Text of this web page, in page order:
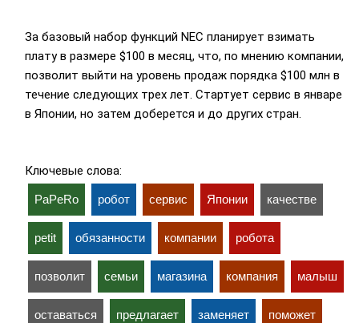
За базовый набор функций NEC планирует взимать
плату в размере $100 в месяц, что, по мнению компании,
позволит выйти на уровень продаж порядка $100 млн в
течение следующих трех лет. Стартует сервис в январе
в Японии, но затем доберется и до других стран.
Ключевые слова:
PaPeRo робот сервис Японии качестве
petit обязанности компании робота
позволит семьи магазина компания малыш
оставаться предлагает заменяет поможет